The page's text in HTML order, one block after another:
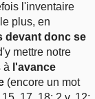
l'inventaire
plus, en
devant donc se
mettre notre
à l'avance
(encore un mot